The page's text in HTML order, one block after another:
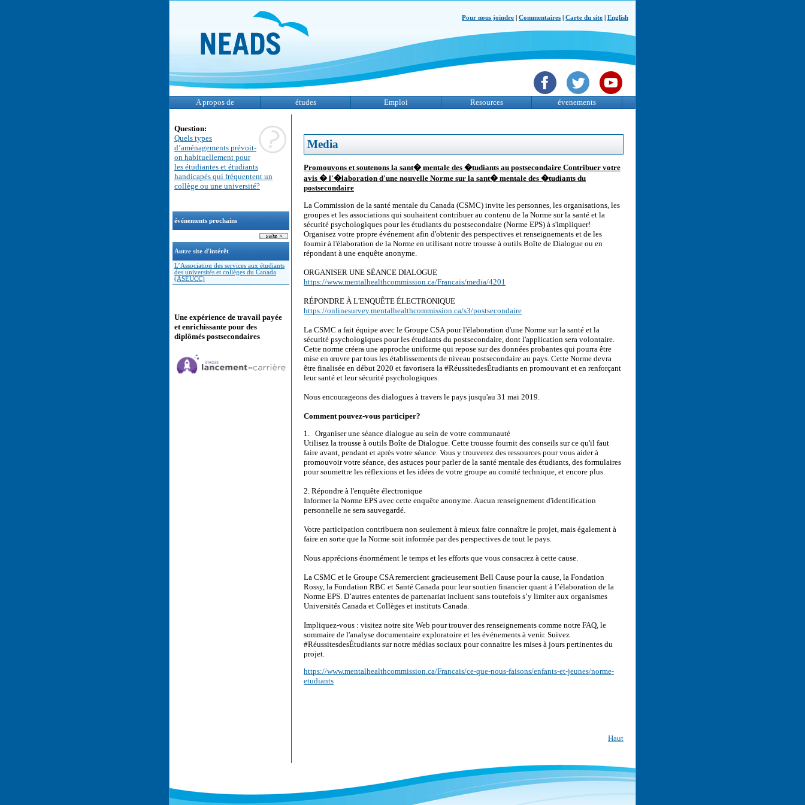
Pour nous joindre Commentaires Carte du site English
A propos de études Emploi Resources évenements
Question:
Quels types
d’aménagements prévoit-
on habituellement pour
les étudiantes et étudiants
handicapés qui fréquentent un
collège ou une université?
événements prochains
Autre site d'intérêt
L’Association des services aux étudiants
des universités et collèges du Canada
(ASEUCC)
Une expérience de travail payée
et enrichissante pour des
diplômés postsecondaires
Media
Promouvons et soutenons la sant� mentale des �tudiants au postsecondaire Contribuer votre
avis � l'�laboration d'une nouvelle Norme sur la sant� mentale des �tudiants du
postsecondaire
La Commission de la santé mentale du Canada (CSMC) invite les personnes, les organisations, les
groupes et les associations qui souhaitent contribuer au contenu de la Norme sur la santé et la
sécurité psychologiques pour les étudiants du postsecondaire (Norme EPS) à s'impliquer!
Organisez votre propre événement afin d'obtenir des perspectives et renseignements et de les
fournir à l'élaboration de la Norme en utilisant notre trousse à outils Boîte de Dialogue ou en
répondant à une enquête anonyme.
ORGANISER UNE SÉANCE DIALOGUE
https://www.mentalhealthcommission.ca/Francais/media/4201
RÉPONDRE À L'ENQUÊTE ÉLECTRONIQUE
https://onlinesurvey.mentalhealthcommission.ca/s3/postsecondaire
La CSMC a fait équipe avec le Groupe CSA pour l'élaboration d'une Norme sur la santé et la
sécurité psychologiques pour les étudiants du postsecondaire, dont l'application sera volontaire.
Cette norme créera une approche uniforme qui repose sur des données probantes qui pourra être
mise en œuvre par tous les établissements de niveau postsecondaire au pays. Cette Norme devra
être finalisée en début 2020 et favorisera la #RéussitedesÉtudiants en promouvant et en renforçant
leur santé et leur sécurité psychologiques.
Nous encourageons des dialogues à travers le pays jusqu'au 31 mai 2019.
Comment pouvez-vous participer?
1. Organiser une séance dialogue au sein de votre communauté
Utilisez la trousse à outils Boîte de Dialogue. Cette trousse fournit des conseils sur ce qu'il faut
faire avant, pendant et après votre séance. Vous y trouverez des ressources pour vous aider à
promouvoir votre séance, des astuces pour parler de la santé mentale des étudiants, des formulaires
pour soumettre les réflexions et les idées de votre groupe au comité technique, et encore plus.
2. Répondre à l'enquête électronique
Informer la Norme EPS avec cette enquête anonyme. Aucun renseignement d'identification
personnelle ne sera sauvegardé.
Votre participation contribuera non seulement à mieux faire connaître le projet, mais également à
faire en sorte que la Norme soit informée par des perspectives de tout le pays.
Nous apprécions énormément le temps et les efforts que vous consacrez à cette cause.
La CSMC et le Groupe CSA remercient gracieusement Bell Cause pour la cause, la Fondation
Rossy, la Fondation RBC et Santé Canada pour leur soutien financier quant à l’élaboration de la
Norme EPS. D’autres ententes de partenariat incluent sans toutefois s’y limiter aux organismes
Universités Canada et Collèges et instituts Canada.
Impliquez-vous : visitez notre site Web pour trouver des renseignements comme notre FAQ, le
sommaire de l'analyse documentaire exploratoire et les événements à venir. Suivez
#RéussitesdesÉtudiants sur notre médias sociaux pour connaitre les mises à jours pertinentes du
projet.
https://www.mentalhealthcommission.ca/Francais/ce-que-nous-faisons/enfants-et-jeunes/norme-
etudiants
Haut